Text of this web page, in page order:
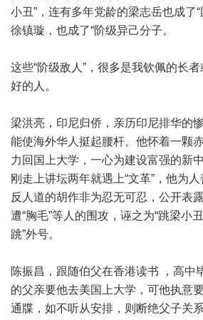
小丑”，连有多年党龄的梁志岳也成了
徐镇璇，也成了“阶级异己分子。
这些“阶级敌人”，很多是我钦佩的长
好的人。
梁洪亮，印尼归侨，亲历印尼排华的
能使海外华人挺起腰杆。他怀着一颗
力回国上大学，一心为建设富强的新
刚走上讲坛两年就遇上“文革”，他为
反人道的胡作非为忍无可忍，公开表
遭“胸毛”等人的围攻，诬之为“跳梁小
跳”外号。
陈振昌，跟随伯父在香港读书 ，高中
的父亲要他去美国上大学，可他执意
通牒，如不听从安排，则断绝父子关